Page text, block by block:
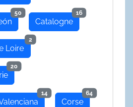
50
Catalogne
16
Loire
2
20
14
Corse
64